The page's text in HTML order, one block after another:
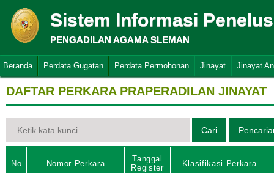
Sistem Informasi
PENGADILAN AGAMA SLEMAN
Beranda Perdata Gugatan Perdata Permohonan Jinayat Jinayat
DAFTAR PERKARA PRAPERADILAN JINAYAT
No Nomor Perkara
Tanggal
Register
Klasifikasi Perkara